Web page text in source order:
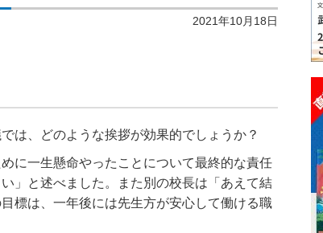
2021年10月18日
は、どのような挨拶が効果的でしょうか？
に一生懸命やったことについて最終的な責任
」と述べました。また別の校長は「あえて結
標は、一年後には先生方が安心して働ける職